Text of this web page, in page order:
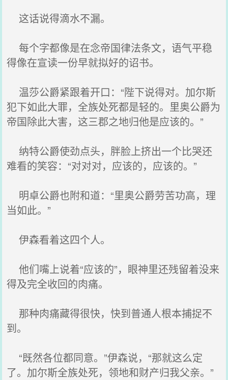
这话说得滴水不漏。
每个字都像是在念帝国律法条文，语气平稳
得像在宣读一份早就拟好的诏书。
温莎公爵紧跟着开口：“陛下说得对。加尔斯
犯下如此大罪，全族处死都是轻的。里奥公爵为
帝国除此大害，这三郡之地归他是应该的。”
纳特公爵使劲点头，胖脸上挤出一个比哭还
难看的笑容：“对对对，应该的，应该的。”
明卓公爵也附和道：“里奥公爵劳苦功高，理
当如此。”
伊森看着这四个人。
他们嘴上说着“应该的”，眼神里还残留着没来
得及完全收回的肉痛。
那种肉痛藏得很快，快到普通人根本捕捉不
到。
“既然各位都同意。”伊森说，“那就这么定
了。加尔斯全族处死，领地和财产归我父亲。”